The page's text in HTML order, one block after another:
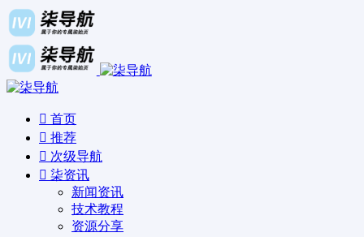
首页
推荐
次级导航
柒资讯
新闻资讯
技术教程
资源分享